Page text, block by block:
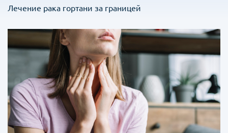
Лечение рака гортани за границей